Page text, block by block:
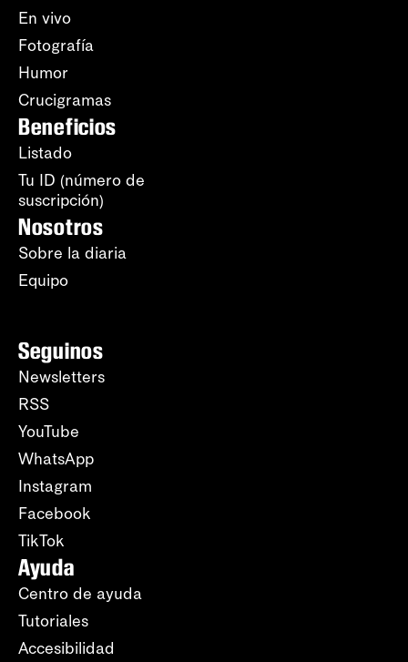
En vivo
Fotografía
Humor
Crucigramas
Beneficios
Listado
Tu ID (número de
suscripción)
Nosotros
Sobre la diaria
Equipo
Seguinos
Newsletters
RSS
YouTube
WhatsApp
Instagram
Facebook
TikTok
Ayuda
Centro de ayuda
Tutoriales
Accesibilidad